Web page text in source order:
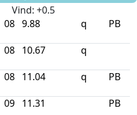
Vind: +0.5
08 9.88 q PB
08 10.67 q
08 11.04 q PB
09 11.31 PB